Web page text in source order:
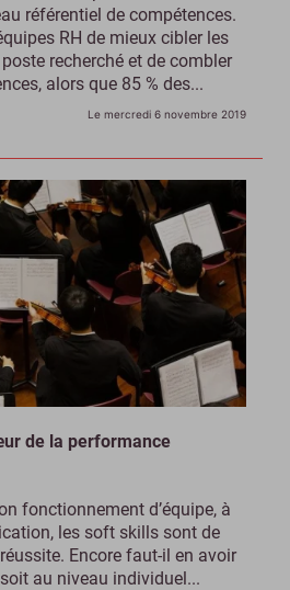
référentiel de compétences.
RH de mieux cibler les
recherché et de combler
alors que 85 % des...
Le mercredi 6 novembre 2019
de la performance
fonctionnement d’équipe, à
les soft skills sont de
Encore faut-il en avoir
au niveau individuel...